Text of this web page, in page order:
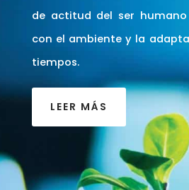
de actitud del ser
con el ambiente y la
tiempos.
LEER MÁS